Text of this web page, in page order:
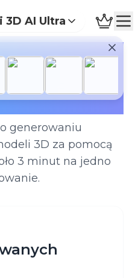
AI Ultra
po
AI
generowaniu
3D za pomocą
3 minut na jedno